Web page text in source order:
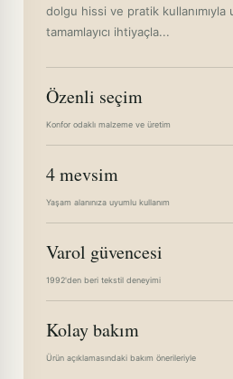
dolgu hissi ve pratik
tamamlayıcı ihtiyaçla...
Özenli seçim
Konfor odaklı malzeme ve üretim
4 mevsim
Yaşam alanınıza uyumlu kullanım
Varol güvencesi
1992'den beri tekstil deneyimi
Kolay bakım
Ürün açıklamasındaki bakım önerileriyle